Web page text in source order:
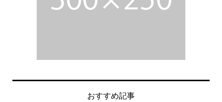
おすすめ記事